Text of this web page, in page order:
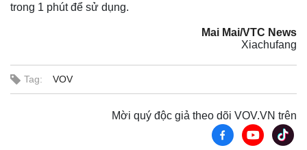
Ô tô - Xe máy
trong 1 phút để sử dụng.
Mai Mai/VTC News
Xiachufang
Tag: VOV
Mời quý độc giả theo dõi VOV.VN trên